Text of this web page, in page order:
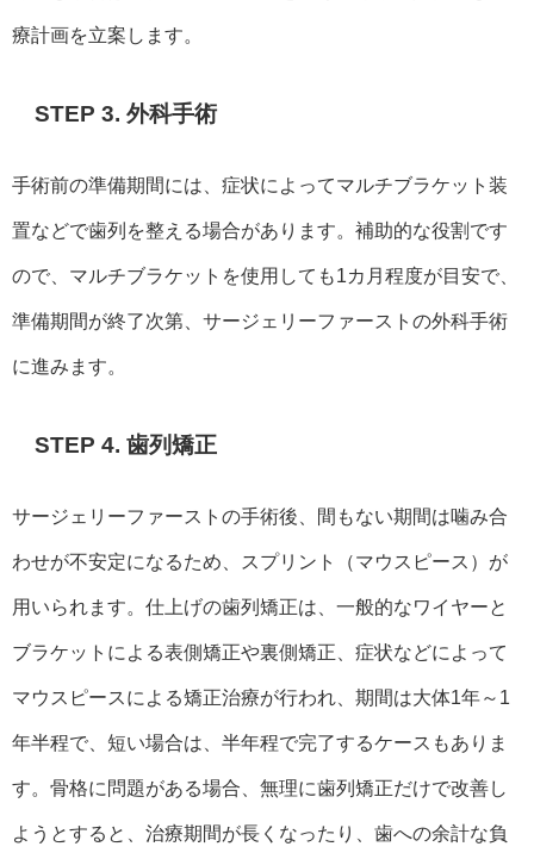
療計画を立案します。
STEP 3. 外科手術
手術前の準備期間には、症状によってマルチブラケット装
置などで歯列を整える場合があります。補助的な役割です
ので、マルチブラケットを使用しても1カ月程度が目安で、
準備期間が終了次第、サージェリーファーストの外科手術
に進みます。
STEP 4. 歯列矯正
サージェリーファーストの手術後、間もない期間は噛み合
わせが不安定になるため、スプリント（マウスピース）が
用いられます。仕上げの歯列矯正は、一般的なワイヤーと
ブラケットによる表側矯正や裏側矯正、症状などによって
マウスピースによる矯正治療が行われ、期間は大体1年～1
年半程で、短い場合は、半年程で完了するケースもありま
す。骨格に問題がある場合、無理に歯列矯正だけで改善し
ようとすると、治療期間が長くなったり、歯への余計な負